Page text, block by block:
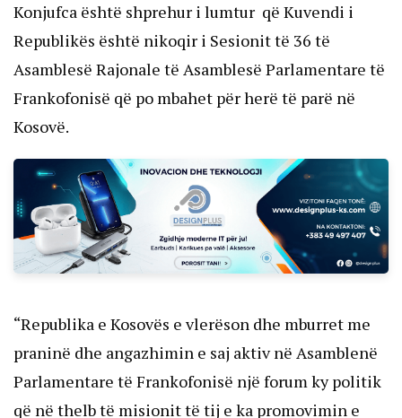
Konjufca është shprehur i lumtur që Kuvendi i
Republikës është nikoqir i Sesionit të 36 të
Asamblesë Rajonale të Asamblesë Parlamentare të
Frankofonisë që po mbahet për herë të parë në
Kosovë.
“Republika e Kosovës e vlerëson dhe mburret me
praninë dhe angazhimin e saj aktiv në Asamblenë
Parlamentare të Frankofonisë një forum ky politik
që në thelb të misionit të tij e ka promovimin e